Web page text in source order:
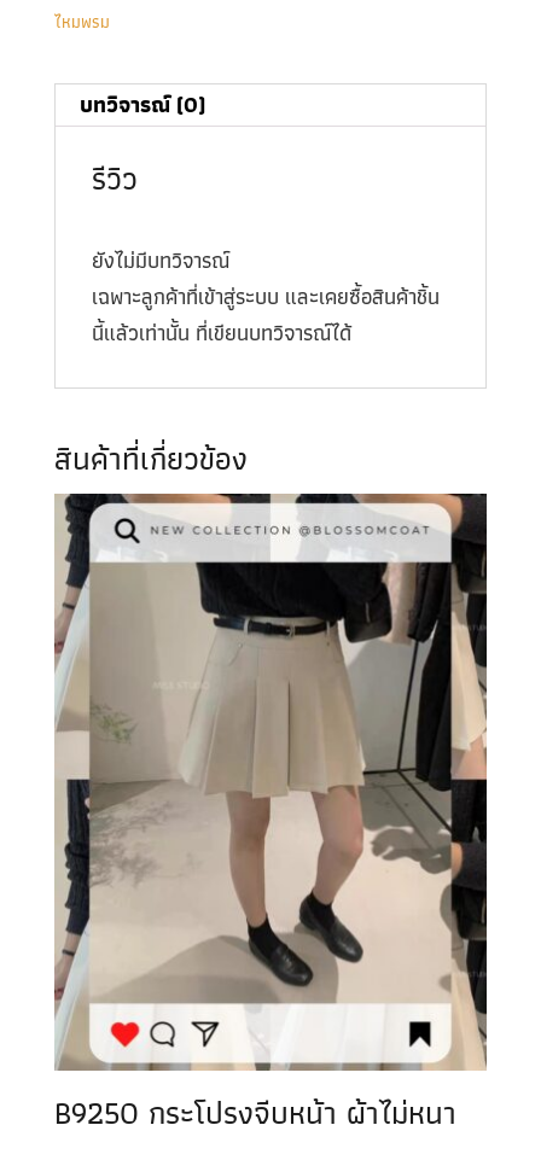
ไหมพรม
บทวิจารณ์ (0)
รีวิว
ยังไม่มีบทวิจารณ์
เฉพาะลูกค้าที่เข้าสู่ระบบ และเคยซื้อสินค้าชิ้น
นี้แล้วเท่านั้น ที่เขียนบทวิจารณ์ได้
สินค้าที่เกี่ยวข้อง
B9250 กระโปรงจีบหน้า ผ้าไม่หนา